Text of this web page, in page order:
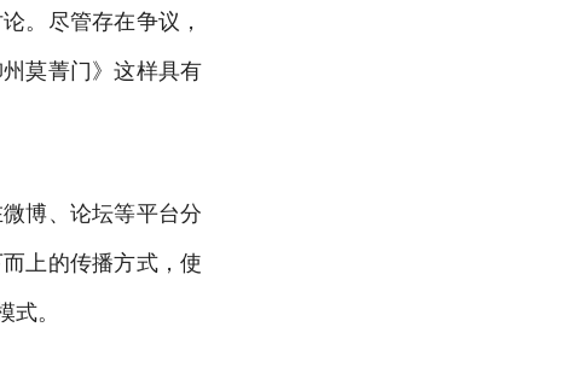
。尽管存在争议，
莫菁门》这样具有
博、论坛等平台分
上的传播方式，使
。